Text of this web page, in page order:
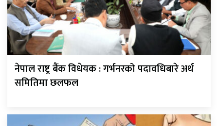
नेपाल राष्ट्र बैंक विधेयक : गर्भनरको पदावधिबारे अर्थ
समितिमा छलफल